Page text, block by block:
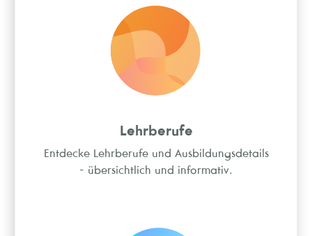
Lehrberufe
Entdecke Lehrberufe und Ausbildungsdetails
- übersichtlich und informativ.